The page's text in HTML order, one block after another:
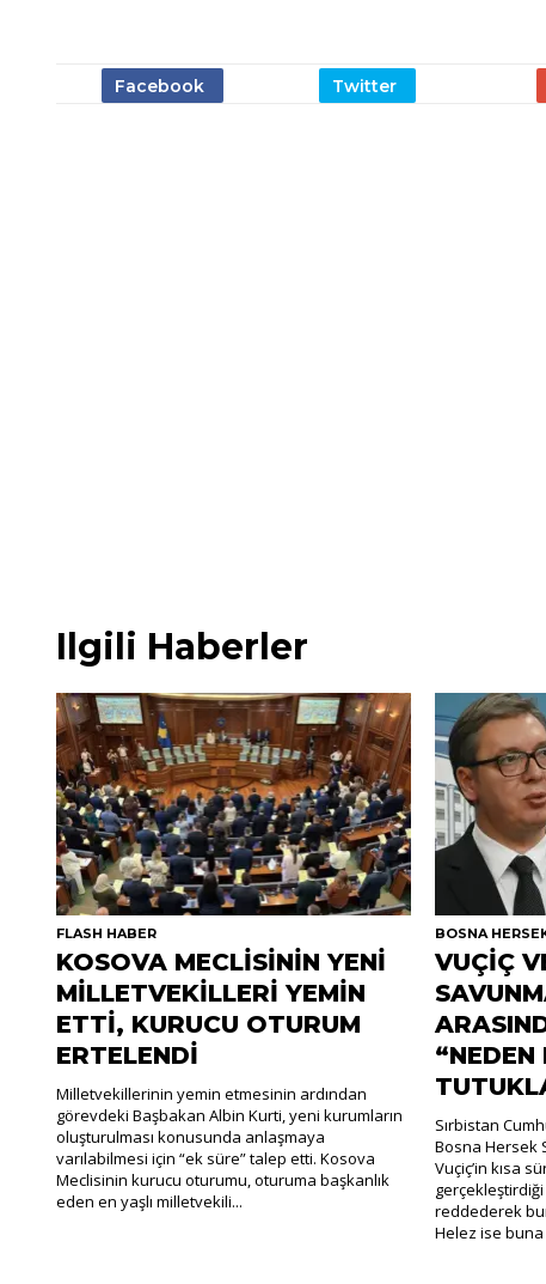
Ilgili Haberler
FLASH HABER
KOSOVA MECLİSİNİN YENİ
MİLLETVEKİLLERİ YEMİN
ETTİ, KURUCU OTURUM
ERTELENDİ
Milletvekillerinin yemin etmesinin ardından
görevdeki Başbakan Albin Kurti, yeni kurumların
oluşturulması konusunda anlaşmaya
varılabilmesi için “ek süre” talep etti. Kosova
Meclisinin kurucu oturumu, oturuma başkanlık
eden en yaşlı milletvekili...
BOSNA
VUÇİÇ
“NEDEN
Sırbistan
Bosna Hersek
Vuçiç’in kısa
reddederek
Helez ise buna